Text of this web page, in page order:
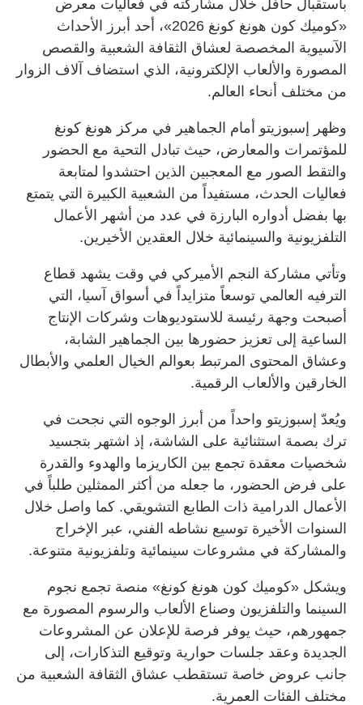
باستقبال حافل خلال مشاركته في فعاليات معرض
«كوميك كون هونغ كونغ 2026»، أحد أبرز الأحداث
الآسيوية المخصصة لعشاق الثقافة الشعبية والقصص
المصورة والألعاب الإلكترونية، الذي استضاف آلاف الزوار
من مختلف أنحاء العالم.
وظهر إسبوزيتو أمام الجماهير في مركز هونغ كونغ
للمؤتمرات والمعارض، حيث تبادل التحية مع الحضور
والتقط الصور مع المعجبين الذين احتشدوا لمتابعة
فعاليات الحدث، مستفيداً من الشعبية الكبيرة التي يتمتع
بها بفضل أدواره البارزة في عدد من أشهر الأعمال
التلفزيونية والسينمائية خلال العقدين الأخيرين.
وتأتي مشاركة النجم الأميركي في وقت يشهد قطاع
الترفيه العالمي توسعاً متزايداً في أسواق آسيا، التي
أصبحت وجهة رئيسة للاستوديوهات وشركات الإنتاج
الساعية إلى تعزيز حضورها بين الجماهير الشابة،
وعشاق المحتوى المرتبط بعوالم الخيال العلمي والأبطال
الخارقين والألعاب الرقمية.
ويُعدّ إسبوزيتو واحداً من أبرز الوجوه التي نجحت في
ترك بصمة استثنائية على الشاشة، إذ اشتهر بتجسيد
شخصيات معقدة تجمع بين الكاريزما والهدوء والقدرة
على فرض الحضور، ما جعله من أكثر الممثلين طلباً في
الأعمال الدرامية ذات الطابع التشويقي. كما واصل خلال
السنوات الأخيرة توسيع نشاطه الفني، عبر الإخراج
والمشاركة في مشروعات سينمائية وتلفزيونية متنوعة.
ويشكل «كوميك كون هونغ كونغ» منصة تجمع نجوم
السينما والتلفزيون وصناع الألعاب والرسوم المصورة مع
جمهورهم، حيث يوفر فرصة للإعلان عن المشروعات
الجديدة وعقد جلسات حوارية وتوقيع التذكارات، إلى
جانب عروض خاصة تستقطب عشاق الثقافة الشعبية من
مختلف الفئات العمرية.